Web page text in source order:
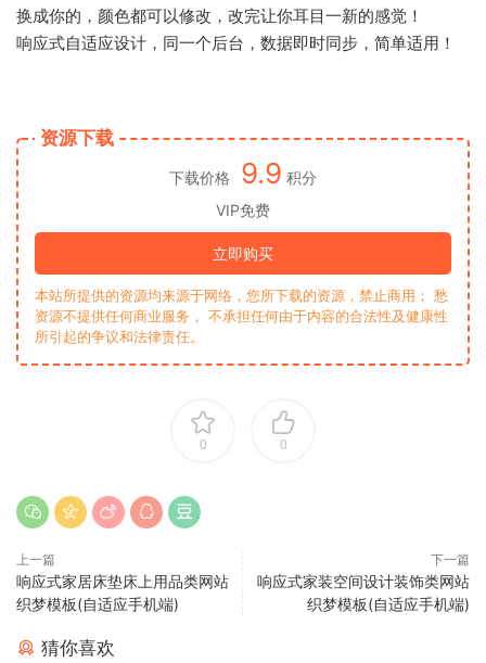
换成你的，颜色都可以修改，改完让你耳目一新的感觉！
响应式自适应设计，同一个后台，数据即时同步，简单适用！
资源下载
下载价格 9.9 积分
VIP免费
立即购买
本站所提供的资源均来源于网络，您所下载的资源，禁止商用； 愁
资源不提供任何商业服务， 不承担任何由于内容的合法性及健康性
所引起的争议和法律责任。
0 0
上一篇
响应式家居床垫床上用品类网站
织梦模板(自适应手机端)
下一篇
响应式家装空间设计装饰类网站
织梦模板(自适应手机端)
猜你喜欢